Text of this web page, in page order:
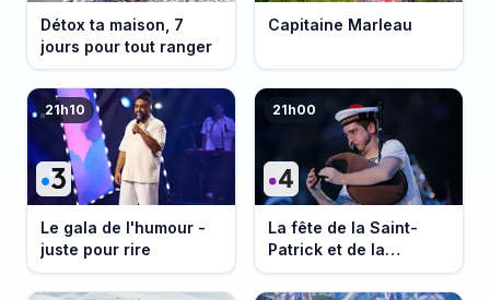
Détox ta maison, 7
jours pour tout ranger
Capitaine Marleau
21h10
Le gala de l'humour -
juste pour rire
21h00
La fête de la Saint-
Patrick et de la
Bretagne